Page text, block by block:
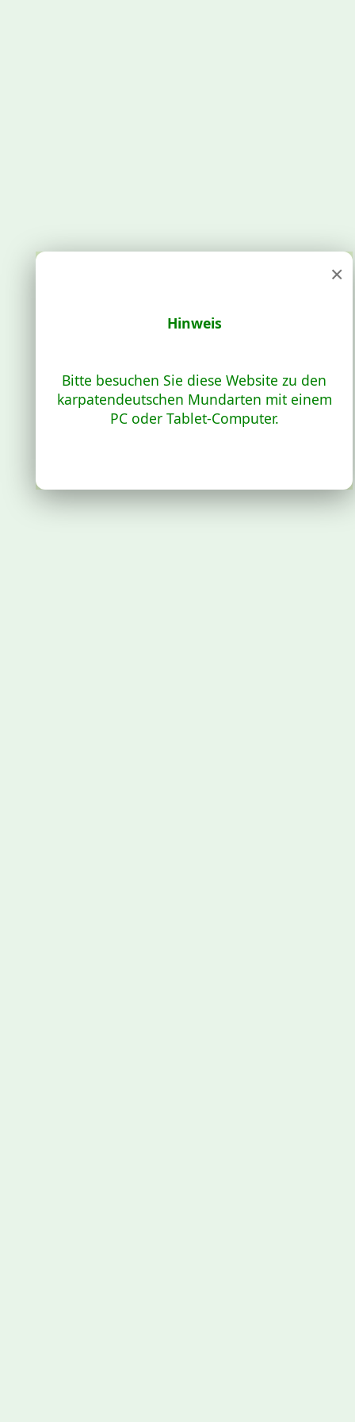
×
Hinweis
Bitte besuchen Sie diese Website zu den
karpatendeutschen Mundarten mit einem
PC oder Tablet-Computer.